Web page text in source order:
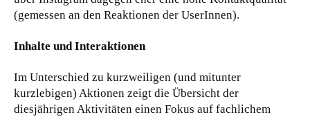
(gemessen an den Reaktionen der UserInnen).
Inhalte und Interaktionen
Im Unterschied zu kurzweiligen (und mitunter
kurzlebigen) Aktionen zeigt die Übersicht der
diesjährigen Aktivitäten einen Fokus auf fachlichem